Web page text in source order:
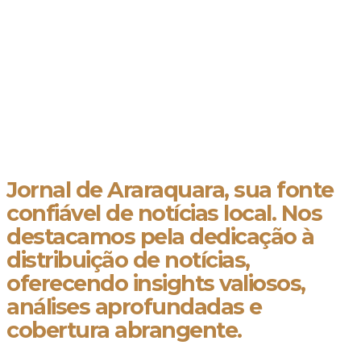
Jornal de Araraquara, sua fonte
confiável de notícias local. Nos
destacamos pela dedicação à
distribuição de notícias,
oferecendo insights valiosos,
análises aprofundadas e
cobertura abrangente.